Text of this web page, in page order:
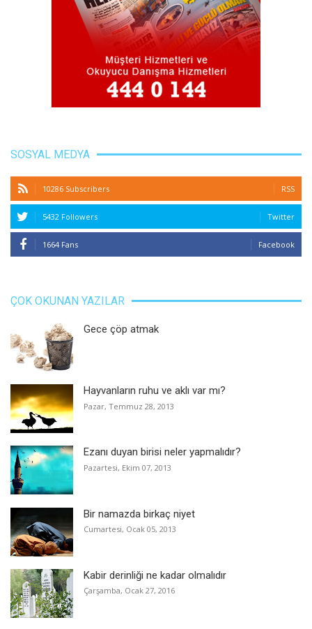
SOSYAL MEDYA
10286 Subscribers RSS
5432 Followers Twitter
1664 Fans Facebook
ÇOK OKUNAN YAZILAR
Gece çöp atmak
Hayvanların ruhu ve aklı var mı?
Pazar, Temmuz 28, 2013
Ezanı duyan birisi neler yapmalıdır?
Pazartesi, Ekim 07, 2013
Bir namazda birkaç niyet
Cumartesi, Ocak 05, 2013
Kabir derinliği ne kadar olmalıdır
Çarşamba, Ocak 27, 2016